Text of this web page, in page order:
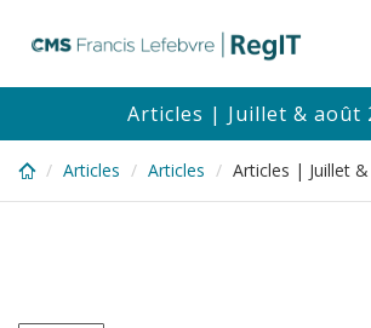
content
Articles | Juillet & août
Articles Articles Articles | Juillet